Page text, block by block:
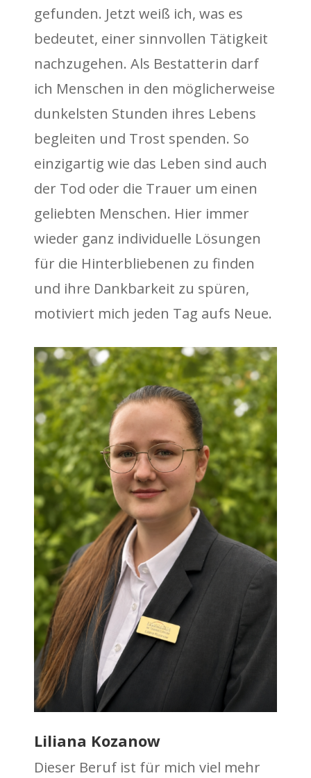
gefunden. Jetzt weiß ich, was es
bedeutet, einer sinnvollen Tätigkeit
nachzugehen. Als Bestatterin darf
ich Menschen in den möglicherweise
dunkelsten Stunden ihres Lebens
begleiten und Trost spenden. So
einzigartig wie das Leben sind auch
der Tod oder die Trauer um einen
geliebten Menschen. Hier immer
wieder ganz individuelle Lösungen
für die Hinterbliebenen zu finden
und ihre Dankbarkeit zu spüren,
motiviert mich jeden Tag aufs Neue.
Liliana Kozanow
Dieser Beruf ist für mich viel mehr